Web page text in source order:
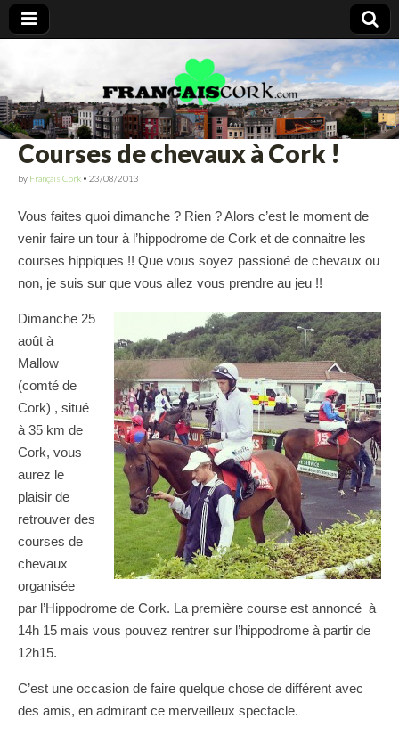
Francais Cork
Courses de chevaux à Cork !
by Français Cork • 23/08/2013
Vous faites quoi dimanche ? Rien ? Alors c’est le moment de
venir faire un tour à l’hippodrome de Cork et de connaitre les
courses hippiques !! Que vous soyez passioné de chevaux ou
non, je suis sur que vous allez vous prendre au jeu !!
Dimanche 25
août à
Mallow
(comté de
Cork) , situé
à 35 km de
Cork, vous
aurez le
plaisir de
retrouver des
courses de
chevaux
organisée
par l’Hippodrome de Cork. La première course est annoncé à
14h 15 mais vous pouvez rentrer sur l’hippodrome à partir de
12h15.
C’est une occasion de faire quelque chose de différent avec
des amis, en admirant ce merveilleux spectacle.